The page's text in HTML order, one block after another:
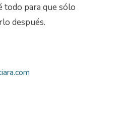
todo para que sólo
después.